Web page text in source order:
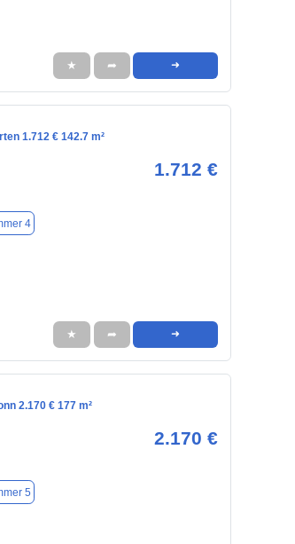
★ ➦ ➜
1.712 € 142.7 m²
1.712 €
4
★ ➦ ➜
2.170 € 177 m²
2.170 €
5